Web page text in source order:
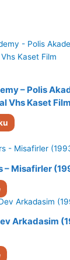
– Polis
Vhs Kaset Film
– Misafirler
Arkadasim